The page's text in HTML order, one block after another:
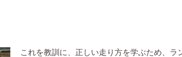
これを教訓に、正しい走り方を学ぶため、ラ